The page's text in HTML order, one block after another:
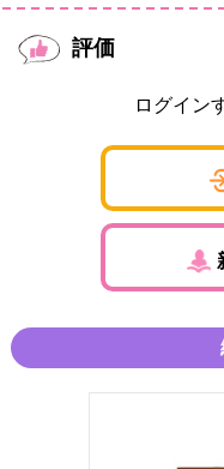
評価
ログイン